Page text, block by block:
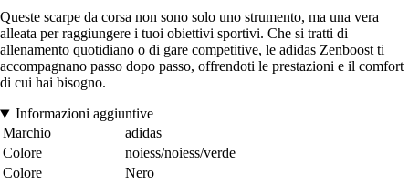
Queste scarpe da corsa non sono solo uno strumento, ma una vera
alleata per raggiungere i tuoi obiettivi sportivi. Che si tratti di
allenamento quotidiano o di gare competitive, le adidas Zenboost ti
accompagnano passo dopo passo, offrendoti le prestazioni e il comfort
di cui hai bisogno.
Informazioni aggiuntive
Marchio
adidas
Colore
noiess/noiess/verde
Colore
Nero